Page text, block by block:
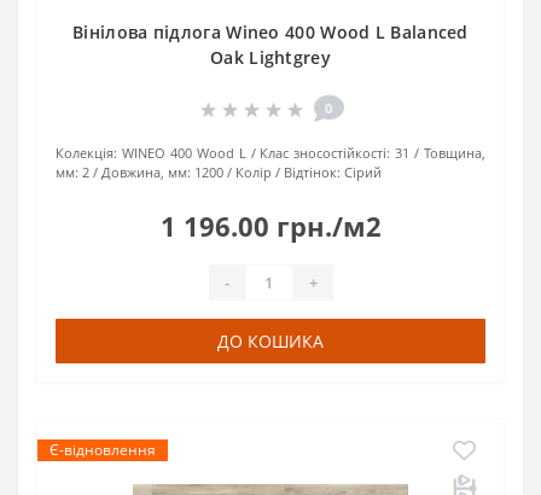
Вінілова підлога Wineo 400 Wood L Balanced
Oak Lightgrey
0
Колекція: WINEO 400 Wood L Клас зносостійкості: 31
Товщина,
мм: 2 Довжина, мм: 1200 Колір / Відтінок: Сірий
1 196.00 грн./м2
- +
ДО КОШИКА
Є-відновлення